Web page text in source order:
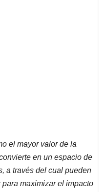
el mayor valor de la
en un espacio de
a través del cual pueden
maximizar el impacto